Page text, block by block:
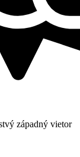
západný vietor